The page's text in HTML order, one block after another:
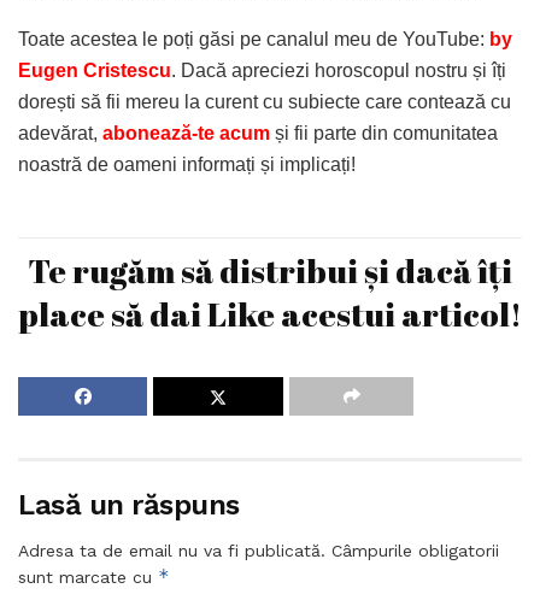
Toate acestea le poți găsi pe canalul meu de YouTube: by
Eugen Cristescu. Dacă apreciezi horoscopul nostru și îți
dorești să fii mereu la curent cu subiecte care contează cu
adevărat, abonează-te acum și fii parte din comunitatea
noastră de oameni informați și implicați!
Te rugăm să distribui și dacă îți
place să dai Like acestui articol!
Lasă un răspuns
Adresa ta de email nu va fi publicată. Câmpurile obligatorii
sunt marcate cu *